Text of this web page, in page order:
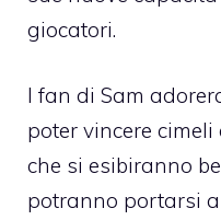
giocatori.
I fan di Sam
poter vincere
che si esibiranno
potranno portarsi